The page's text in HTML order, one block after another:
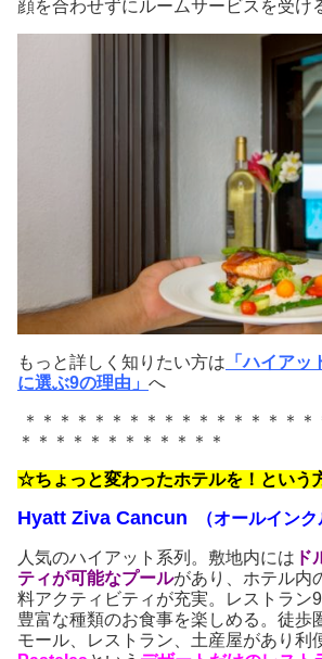
顔を合わせずにルームサービスを受け
もっと詳しく知りたい方は 「ハイア
に選ぶ9の理由」 へ
＊＊＊＊＊＊＊＊＊＊＊＊＊＊＊＊＊
＊＊＊＊＊＊＊＊＊＊＊＊
☆ちょっと変わったホテルを！という
Hyatt Ziva Cancun （オールインク
人気のハイアット系列。敷地内には
ティが可能なプールがあり、ホテル内
料アクティビティが充実。レストラン
豊富な種類のお食事を楽しめる。徒歩
モール、レストラン、土産屋があり利